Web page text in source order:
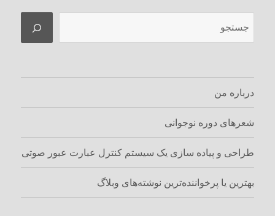
درباره من
شعرهای دوره نوجوانی
طراحی و پیاده سازی یک سیستم کنترل عبارت عبور صوتی
بهترین یا پرخواننده‌ترین نوشته‌های وبلاگ‌